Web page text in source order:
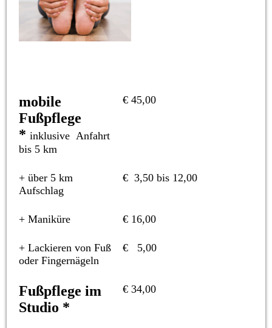
mobile
Fußpflege
*inklusive Anfahrt
bis 5 km
€ 45,00
+ über 5 km
Aufschlag
€ 3,50 bis 12,00
+Maniküre € 16,00
+Lackieren von Fuß
oder Fingernägeln
€ 5,00
Fußpflege im
Studio *
€ 34,00